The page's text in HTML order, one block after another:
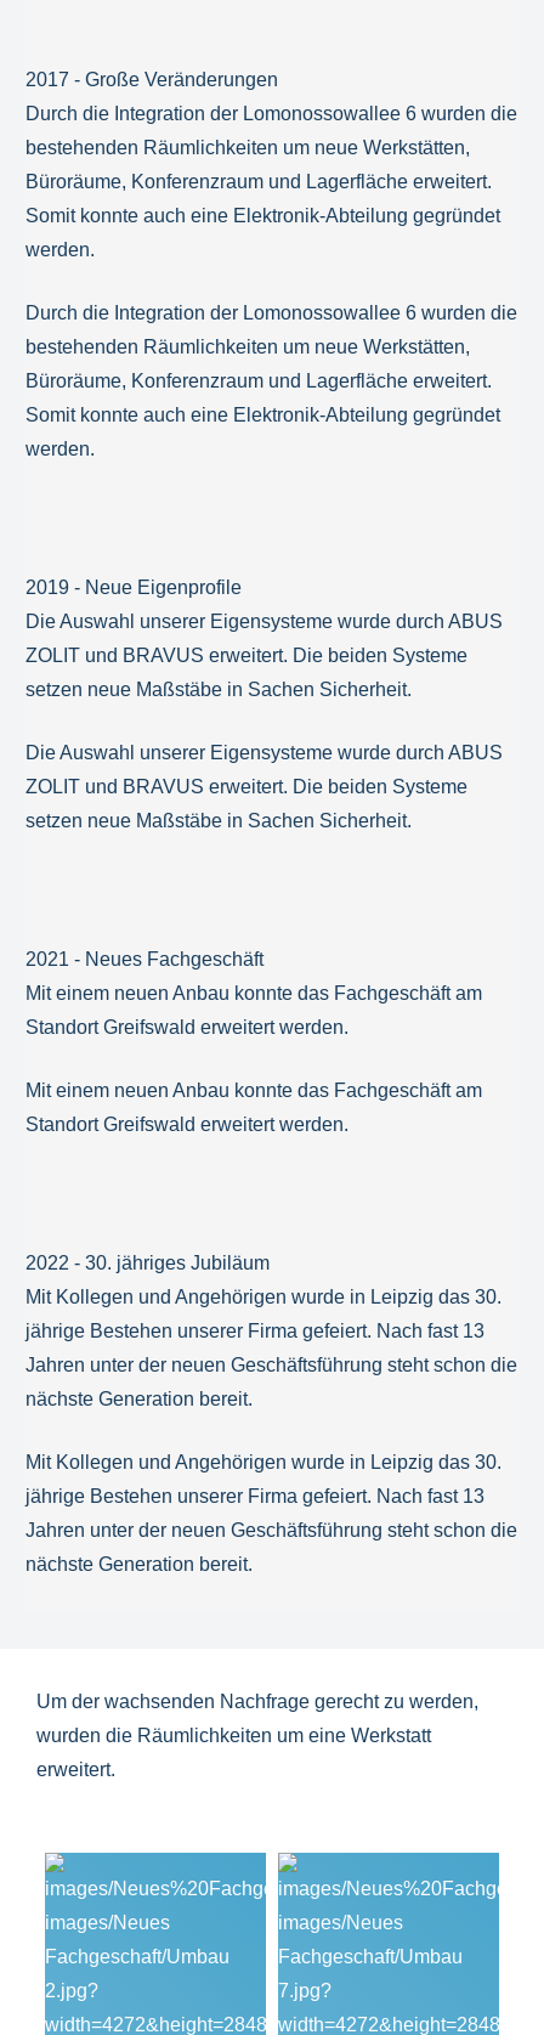
2017 - Große Veränderungen
Durch die Integration der Lomonossowallee 6 wurden die
bestehenden Räumlichkeiten um neue Werkstätten,
Büroräume, Konferenzraum und Lagerfläche erweitert.
Somit konnte auch eine Elektronik-Abteilung gegründet
werden.
Durch die Integration der Lomonossowallee 6 wurden die
bestehenden Räumlichkeiten um neue Werkstätten,
Büroräume, Konferenzraum und Lagerfläche erweitert.
Somit konnte auch eine Elektronik-Abteilung gegründet
werden.
2019 - Neue Eigenprofile
Die Auswahl unserer Eigensysteme wurde durch ABUS
ZOLIT und BRAVUS erweitert. Die beiden Systeme
setzen neue Maßstäbe in Sachen Sicherheit.
Die Auswahl unserer Eigensysteme wurde durch ABUS
ZOLIT und BRAVUS erweitert. Die beiden Systeme
setzen neue Maßstäbe in Sachen Sicherheit.
2021 - Neues Fachgeschäft
Mit einem neuen Anbau konnte das Fachgeschäft am
Standort Greifswald erweitert werden.
Mit einem neuen Anbau konnte das Fachgeschäft am
Standort Greifswald erweitert werden.
2022 - 30. jähriges Jubiläum
Mit Kollegen und Angehörigen wurde in Leipzig das 30.
jährige Bestehen unserer Firma gefeiert. Nach fast 13
Jahren unter der neuen Geschäftsführung steht schon die
nächste Generation bereit.
Mit Kollegen und Angehörigen wurde in Leipzig das 30.
jährige Bestehen unserer Firma gefeiert. Nach fast 13
Jahren unter der neuen Geschäftsführung steht schon die
nächste Generation bereit.
Um der wachsenden Nachfrage gerecht zu werden,
wurden die Räumlichkeiten um eine Werkstatt
erweitert.